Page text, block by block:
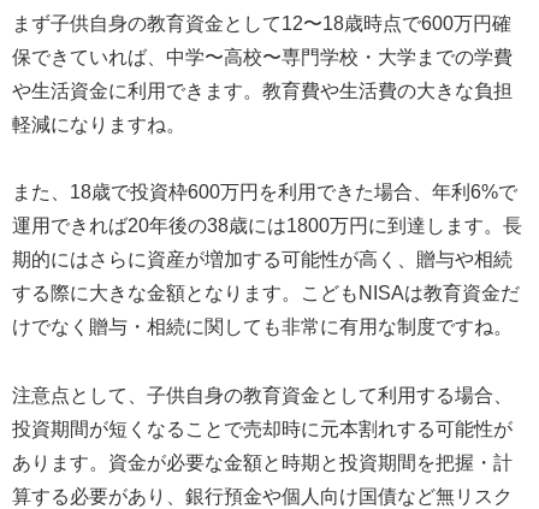
まず子供自身の教育資金として12〜18歳時点で600万円確
保できていれば、中学〜高校〜専門学校・大学までの学費
や生活資金に利用できます。教育費や生活費の大きな負担
軽減になりますね。
また、18歳で投資枠600万円を利用できた場合、年利6%で
運用できれば20年後の38歳には1800万円に到達します。長
期的にはさらに資産が増加する可能性が高く、贈与や相続
する際に大きな金額となります。こどもNISAは教育資金だ
けでなく贈与・相続に関しても非常に有用な制度ですね。
注意点として、子供自身の教育資金として利用する場合、
投資期間が短くなることで売却時に元本割れする可能性が
あります。資金が必要な金額と時期と投資期間を把握・計
算する必要があり、銀行預金や個人向け国債など無リスク